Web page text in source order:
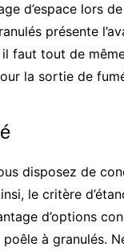
d’espace lors
présente
faut tout de
la sortie de
disposez de
le critère
d’options
poêle à granulés.